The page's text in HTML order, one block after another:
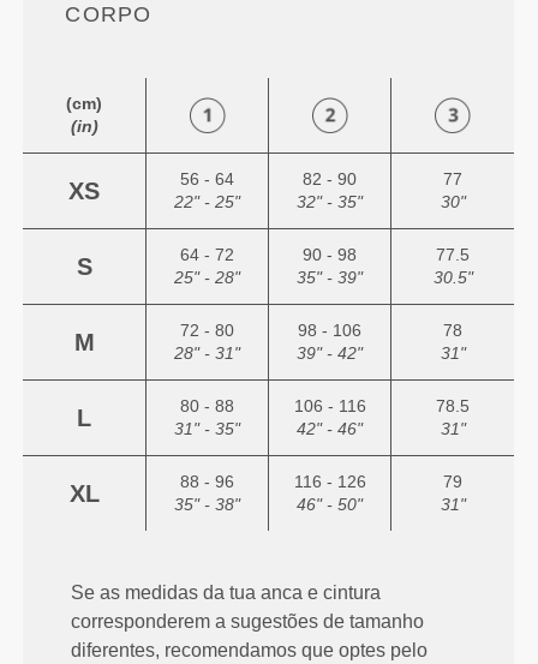
CORPO
(cm)
(in)
XS
56 - 64
22" - 25"
82 - 90
32" - 35"
77
30"
S
64 - 72
25" - 28"
90 - 98
35" - 39"
77.5
30.5"
M
72 - 80
28" - 31"
98 - 106
39" - 42"
78
31"
L
80 - 88
31" - 35"
106 - 116
42" - 46"
78.5
31"
XL
88 - 96
35" - 38"
116 - 126
46" - 50"
79
31"
Se as medidas da tua anca e cintura
corresponderem a sugestões de tamanho
diferentes, recomendamos que optes pelo